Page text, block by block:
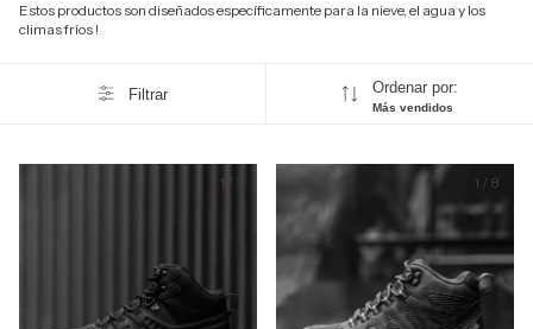
Estos productos son diseñados específicamente para la nieve, el agua y los
climas fríos !
Filtrar Ordenar por:
Más vendidos
1 7 1 / 8